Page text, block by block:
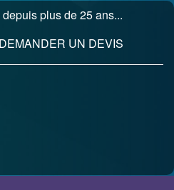
plus de 25 ans...
DEMANDER UN DEVIS